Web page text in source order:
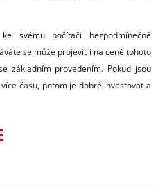
svému počítači bezpodmínečně
se může projevit i na ceně tohoto
základním provedením. Pokud jsou
času, potom je dobré investovat a